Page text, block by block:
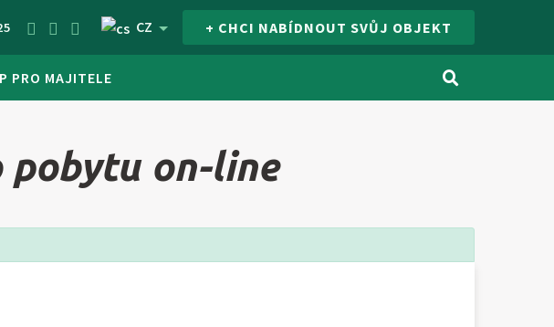
CZ + CHCI NABÍDNOUT SVŮJ OBJEKT
PRO MAJITELE
pobytu on-line